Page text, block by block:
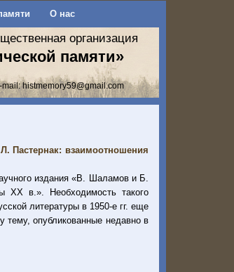
О нас
организация
памяти»
mail:histmemory59@gmail.com
Пастернак: взаимоотношения
издания «В. Шаламов и Б.
ХХ в.». Необходимость такого
литературы в 1950-е гг. еще
тему, опубликованные недавно в